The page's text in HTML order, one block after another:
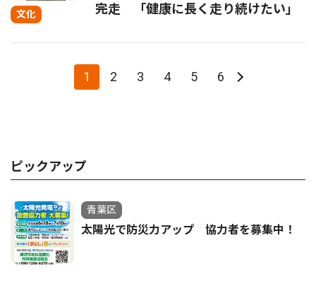
文化
完走 「健康に長く走り続けたい」
1 2 3 4 5 6
ピックアップ
青葉区
太陽光で防災力アップ 協力者を募集中！